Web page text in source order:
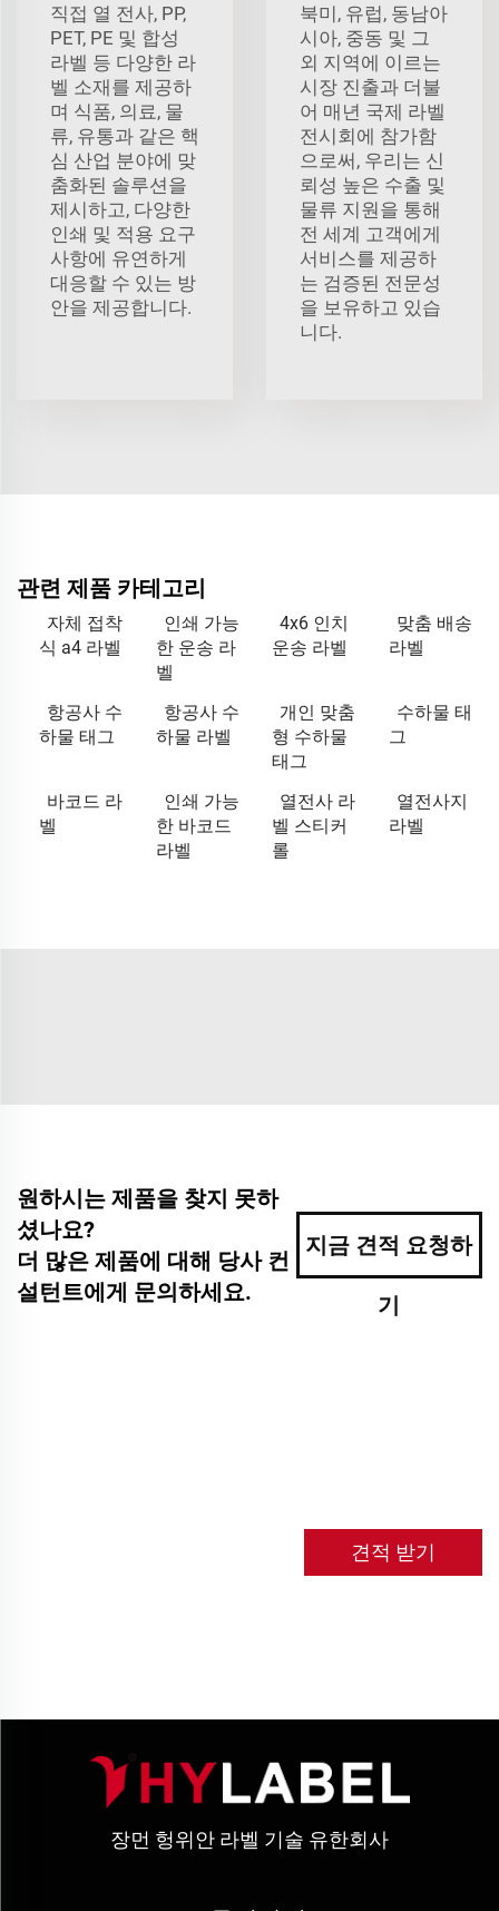
직접 열 전사, PP,
PET, PE 및 합성
라벨 등 다양한 라
벨 소재를 제공하
며 식품, 의료, 물
류, 유통과 같은 핵
심 산업 분야에 맞
춤화된 솔루션을
제시하고, 다양한
인쇄 및 적용 요구
사항에 유연하게
대응할 수 있는 방
안을 제공합니다.
북미, 유럽, 동남아
시아, 중동 및 그
외 지역에 이르는
시장 진출과 더불
어 매년 국제 라벨
전시회에 참가함
으로써, 우리는 신
뢰성 높은 수출 및
물류 지원을 통해
전 세계 고객에게
서비스를 제공하
는 검증된 전문성
을 보유하고 있습
니다.
관련 제품 카테고리
자체 접착
식 a4 라벨
인쇄 가능
한 운송 라
벨
4x6 인치
운송 라벨
맞춤 배송
라벨
항공사 수
하물 태그
항공사 수
하물 라벨
개인 맞춤
형 수하물
태그
수하물 태
그
바코드 라
벨
인쇄 가능
한 바코드
라벨
열전사 라
벨 스티커
롤
열전사지
라벨
원하시는 제품을 찾지 못하
셨나요?
더 많은 제품에 대해 당사 컨
설턴트에게 문의하세요.
지금 견적 요청하
기
견적 받기
장먼 헝위안 라벨 기술 유한회사